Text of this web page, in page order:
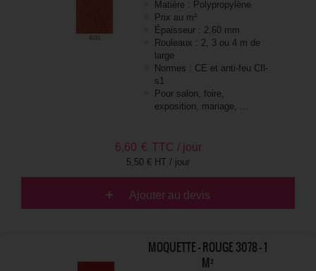
Matière : Polypropylène
Prix au m²
Épaisseur : 2,60 mm
Rouleaux : 2, 3 ou 4 m de
large
Normes : CE et anti-feu Cfl-
s1
Pour salon, foire,
exposition, mariage, ...
6,60 € TTC / jour
5,50 € HT / jour
Ajouter au devis
MOQUETTE - ROUGE 3078 - 1
M²